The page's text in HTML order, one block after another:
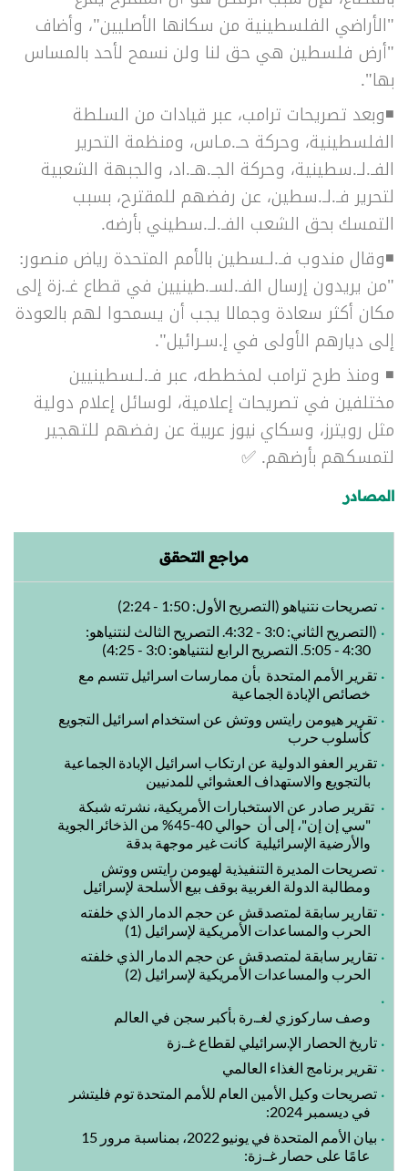
"الأراضي الفلسطينية من سكانها الأصليين"، وأضاف
"أرض فلسطين هي حق لنا ولن نسمح لأحد بالمساس
بها".
◾وبعد تصريحات ترامب، عبر قيادات من السلطة
الفلسطينية، وحركة حـ.مـاس، ومنظمة التحرير
الفـ.لـ.سطينية، وحركة الجـ.هـ.اد، والجبهة الشعبية
لتحرير فـ.لـ.سطين، عن رفضهم للمقترح، بسبب
التمسك بحق الشعب الفـ.لـ.سطيني بأرضه.
◾وقال مندوب فـ.لـسطين بالأمم المتحدة رياض منصور:
"من يريدون إرسال الفـ.لسـ.طينيين في قطاع غـ.زة إلى
مكان أكثر سعادة وجمالا يجب أن يسمحوا لهم بالعودة
إلى ديارهم الأولى في إ.سـرائيل".
◾ ومنذ طرح ترامب لمخططه، عبر فـ.لـسطينيين
مختلفين في تصريحات إعلامية، لوسائل إعلام دولية
مثل رويترز، وسكاي نيوز عربية عن رفضهم للتهجير
لتمسكهم بأرضهم. ✅
المصادر
مراجع التحقق
تصريحات نتنياهو (التصريح الأول: 1:50 - 2:24)
(التصريح الثاني: 3:0 - 4:32. التصريح الثالث لنتنياهو:
4:30 - 5:05. التصريح الرابع لنتنياهو: 3:0 - 4:25)
تقرير الأمم المتحدة بأن ممارسات اسرائيل تتسم مع
خصائص الإبادة الجماعية
تقرير هيومن رايتس ووتش عن استخدام اسرائيل التجويع
كأسلوب حرب
تقرير العفو الدولية عن ارتكاب اسرائيل الإبادة الجماعية
بالتجويع والاستهداف العشوائي للمدنيين
تقرير صادر عن الاستخبارات الأمريكية، نشرته شبكة
"سي إن إن"، إلى أن حوالي 40-45% من الذخائر الجوية
والأرضية الإسرائيلية كانت غير موجهة بدقة
تصريحات المديرة التنفيذية لهيومن رايتس ووتش
ومطالبة الدولة الغربية بوقف بيع الأسلحة لإسرائيل
تقارير سابقة لمتصدقش عن حجم الدمار الذي خلفته
الحرب والمساعدات الأمريكية لإسرائيل (1)
تقارير سابقة لمتصدقش عن حجم الدمار الذي خلفته
الحرب والمساعدات الأمريكية لإسرائيل (2)
وصف ساركوزي لغـ.رة بأكبر سجن في العالم
تاريخ الحصار الإ.سرائيلي لقطاع غـ.زة
تقرير برنامج الغذاء العالمي
تصريحات وكيل الأمين العام للأمم المتحدة توم فليتشر
في ديسمبر 2024:
بيان الأمم المتحدة في يونيو 2022، بمناسبة مرور 15
عامًا على حصار غـ.زة: